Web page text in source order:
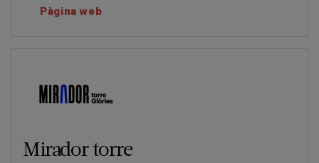
Pàgina web
Mirador torre